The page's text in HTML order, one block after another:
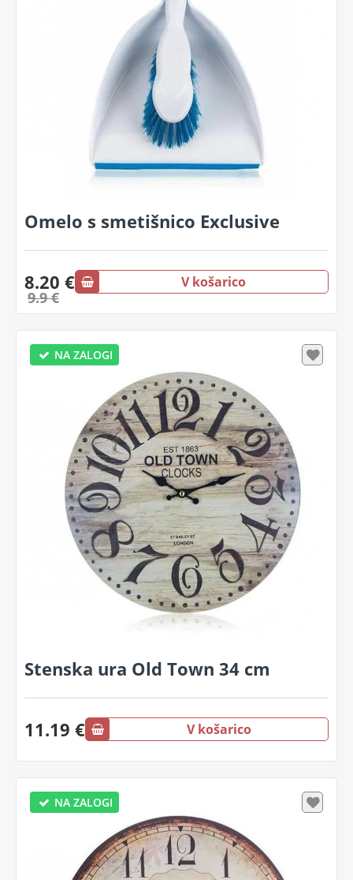
Omelo s smetišnico Exclusive
9.9 €
8.20 € V košarico
NA ZALOGI
Stenska ura Old Town 34 cm
11.19 € V košarico
NA ZALOGI